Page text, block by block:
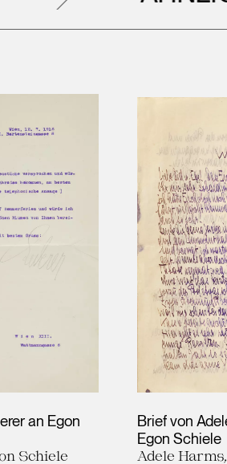
an Egon
Schiele
Brief von
Egon Schiele
Adele